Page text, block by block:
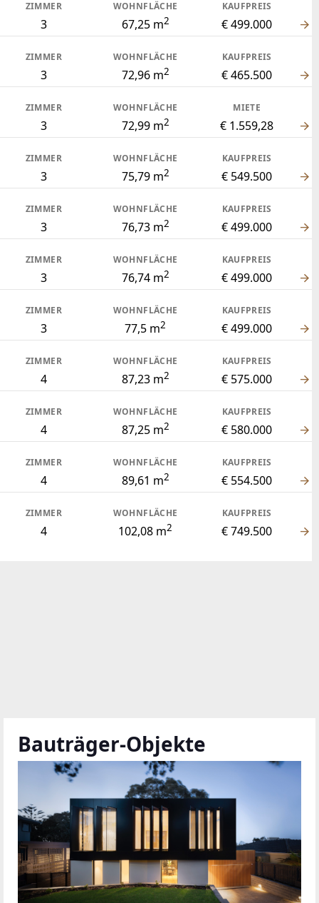
ZIMMER
3
WOHNFLÄCHE
67,25 m2
KAUFPREIS
€ 499.000
ZIMMER
3
WOHNFLÄCHE
72,96 m2
KAUFPREIS
€ 465.500
ZIMMER
3
WOHNFLÄCHE
72,99 m2
MIETE
€ 1.559,28
ZIMMER
3
WOHNFLÄCHE
75,79 m2
KAUFPREIS
€ 549.500
ZIMMER
3
WOHNFLÄCHE
76,73 m2
KAUFPREIS
€ 499.000
ZIMMER
3
WOHNFLÄCHE
76,74 m2
KAUFPREIS
€ 499.000
ZIMMER
3
WOHNFLÄCHE
77,5 m2
KAUFPREIS
€ 499.000
ZIMMER
4
WOHNFLÄCHE
87,23 m2
KAUFPREIS
€ 575.000
ZIMMER
4
WOHNFLÄCHE
87,25 m2
KAUFPREIS
€ 580.000
ZIMMER
4
WOHNFLÄCHE
89,61 m2
KAUFPREIS
€ 554.500
ZIMMER
4
WOHNFLÄCHE
102,08 m2
KAUFPREIS
€ 749.500
Bauträger-Objekte